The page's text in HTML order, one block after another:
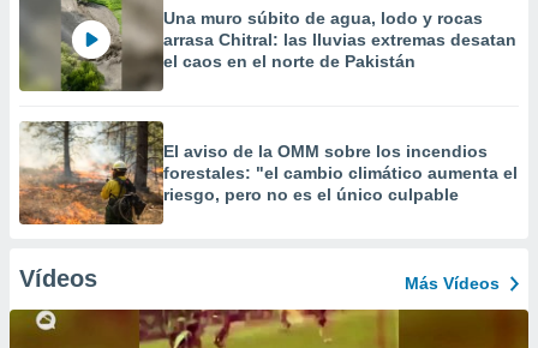
Una muro súbito de agua, lodo y rocas
arrasa Chitral: las lluvias extremas desatan
el caos en el norte de Pakistán
El aviso de la OMM sobre los incendios
forestales: "el cambio climático aumenta el
riesgo, pero no es el único culpable
Vídeos Más Vídeos